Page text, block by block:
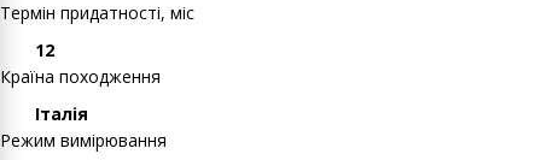
Термін придатності, міс
12
Країна походження
Італія
Режим вимірювання